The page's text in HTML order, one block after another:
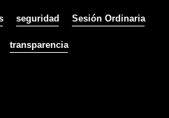
seguridad Sesión Ordinaria
transparencia